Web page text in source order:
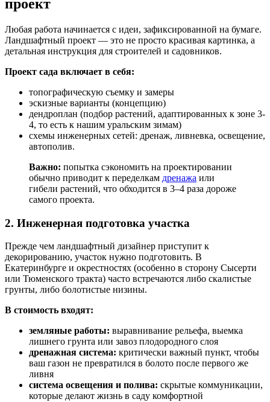
проект
Любая работа начинается с идеи, зафиксированной на бумаге.
Ландшафтный проект — это не просто красивая картинка, а
детальная инструкция для строителей и садовников.
Проект сада включает в себя:
топографическую съемку и замеры
эскизные варианты (концепцию)
дендроплан (подбор растений, адаптированных к зоне 3-
4, то есть к нашим уральским зимам)
схемы инженерных сетей: дренаж, ливневка, освещение,
автополив.
Важно: попытка сэкономить на проектировании
обычно приводит к переделкам дренажа или
гибели растений, что обходится в 3–4 раза дороже
самого проекта.
2. Инженерная подготовка участка
Прежде чем ландшафтный дизайнер приступит к
декорированию, участок нужно подготовить. В
Екатеринбурге и окрестностях (особенно в сторону Сысерти
или Тюменского тракта) часто встречаются либо скалистые
грунты, либо болотистые низины.
В стоимость входят:
земляные работы: выравнивание рельефа, выемка
лишнего грунта или завоз плодородного слоя
дренажная система: критически важный пункт, чтобы
ваш газон не превратился в болото после первого же
ливня
система освещения и полива: скрытые коммуникации,
которые делают жизнь в саду комфортной